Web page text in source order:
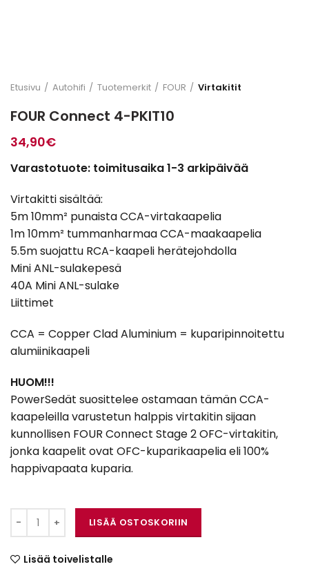
Etusivu Autohifi Tuotemerkit FOUR Virtakitit
FOUR Connect 4-PKIT10
34,90€
Varastotuote: toimitusaika 1-3 arkipäivää
Virtakitti sisältää:
5m 10mm² punaista CCA-virtakaapelia
1m 10mm² tummanharmaa CCA-maakaapelia
5.5m suojattu RCA-kaapeli herätejohdolla
Mini ANL-sulakepesä
40A Mini ANL-sulake
Liittimet
CCA = Copper Clad Aluminium = kuparipinnoitettu
alumiinikaapeli
HUOM!!!
PowerSedät suosittelee ostamaan tämän CCA-
kaapeleilla varustetun halppis virtakitin sijaan
kunnollisen FOUR Connect Stage 2 OFC-virtakitin,
jonka kaapelit ovat OFC-kuparikaapelia eli 100%
happivapaata kuparia.
FOUR Connect 4-PKIT10 määrä
LISÄÄ OSTOSKORIIN
Lisää toivelistalle